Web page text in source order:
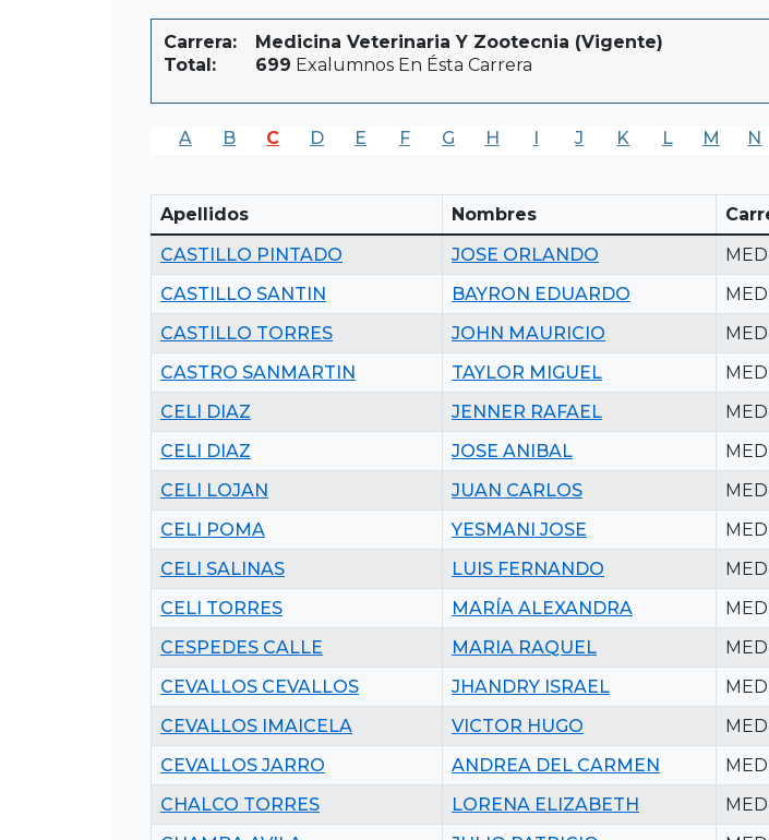
Carrera:
Medicina Veterinaria Y Zootecnia (Vigente)
Total:
699 Exalumnos En Ésta Carrera
A B C D E F G H I J K L M N
Apellidos Nombres
CASTILLO PINTADO
JOSE ORLANDO
CASTILLO SANTIN
BAYRON EDUARDO
CASTILLO TORRES
JOHN MAURICIO
CASTRO SANMARTIN
TAYLOR MIGUEL
CELI DIAZ
JENNER RAFAEL
CELI DIAZ
JOSE ANIBAL
CELI LOJAN
JUAN CARLOS
CELI POMA
YESMANI JOSE
CELI SALINAS
LUIS FERNANDO
CELI TORRES
MARÍA ALEXANDRA
CESPEDES CALLE
MARIA RAQUEL
CEVALLOS CEVALLOS
JHANDRY ISRAEL
CEVALLOS IMAICELA
VICTOR HUGO
CEVALLOS JARRO
ANDREA DEL CARMEN
CHALCO TORRES
LORENA ELIZABETH